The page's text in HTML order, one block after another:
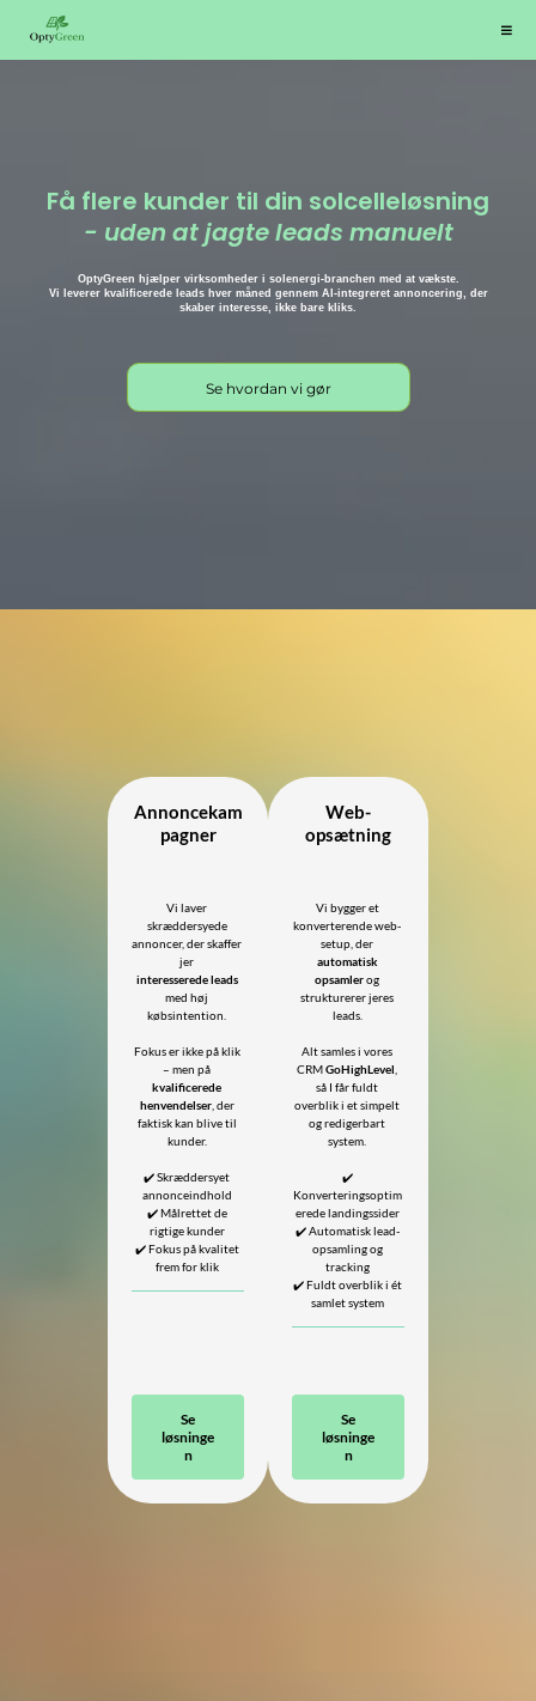
Få flere kunder til din solcelleløsning
- uden at jagte leads manuelt
OptyGreen hjælper virksomheder i solenergi-branchen med at vækste.
Vi leverer kvalificerede leads hver måned gennem AI-integreret annoncering, der
skaber interesse, ikke bare kliks.
Se hvordan vi gør
Annoncekam
pagner
Vi laver
skræddersyede
annoncer, der skaffer
jer
interesserede leads
med høj
købsintention.
Fokus er ikke på klik
– men på
kvalificerede
henvendelser, der
faktisk kan blive til
kunder.
✔️ Skræddersyet
annonceindhold
✔️ Målrettet de
rigtige kunder
✔️ Fokus på kvalitet
frem for klik
Se
løsninge
n
Web-
opsætning
Vi bygger et
konverterende web-
setup, der
automatisk
opsamlerog
strukturerer jeres
leads.
Alt samles i vores
CRMGoHighLevel
så I får fuldt
overblik i et simpelt
og redigerbart
system.
✔️
Konverteringsoptim
erede landingssider
✔️ Automatisk lead-
opsamling og
tracking
✔️ Fuldt overblik i ét
samlet system
Se
løsninge
n